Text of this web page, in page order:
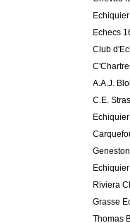
Echecs
Club
A.A.J.
C.E.
Riviera
Grasse
Thomas